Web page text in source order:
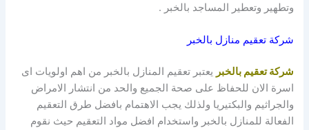
وتطهير وتعطير المساجد بالخبر .
شركة تعقيم منازل بالخبر
شركة تعقيم بالخبر يعتبر تعقيم المنازل بالخبر من اهم اولويات اى
اسرة الان للحفاظ على صحة الجميع والحد من انتشار الامراض
والجراثيم والبكتيريا ولذلك يجب الاهتمام بافضل طرق التعقيم
الفعالة للمنازل بالخبر واستخدام افضل مواد التعقيم حيث نقوم